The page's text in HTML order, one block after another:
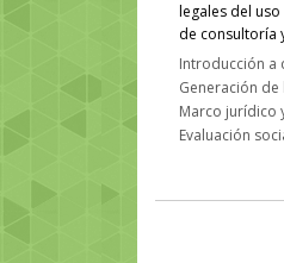
legales del
de consultoría
Introducción
Generación
Marco jurídico
Evaluación